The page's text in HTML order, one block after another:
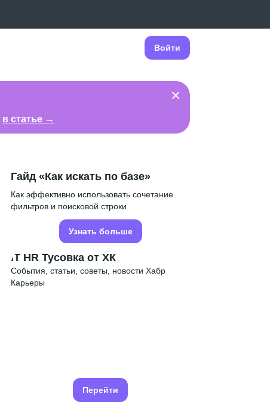
Войти
в статье →
Гайд «Как искать по базе»
Как эффективно использовать сочетание
фильтров и поисковой строки
Узнать больше
IT HR Тусовка от ХК
События, статьи, советы, новости Хабр
Карьеры
Перейти